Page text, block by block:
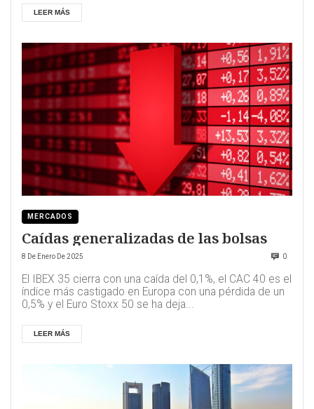
LEER MÁS
MERCADOS
Caídas generalizadas de las bolsas
8 De Enero De 2025 0
El IBEX 35 cierra con una caída del 0,1%, el CAC 40 es el
índice más castigado en Europa con una pérdida de un
0,5% y el Euro Stoxx 50 se ha deja...
LEER MÁS